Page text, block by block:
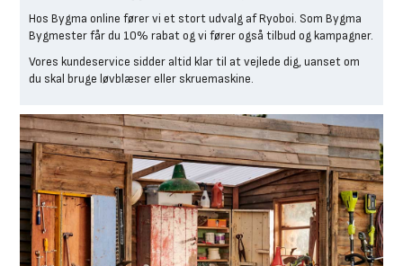
Hos Bygma online fører vi et stort udvalg af Ryoboi. Som Bygma
Bygmester får du 10% rabat og vi fører også tilbud og kampagner.
Vores kundeservice sidder altid klar til at vejlede dig, uanset om
du skal bruge løvblæser eller skruemaskine.